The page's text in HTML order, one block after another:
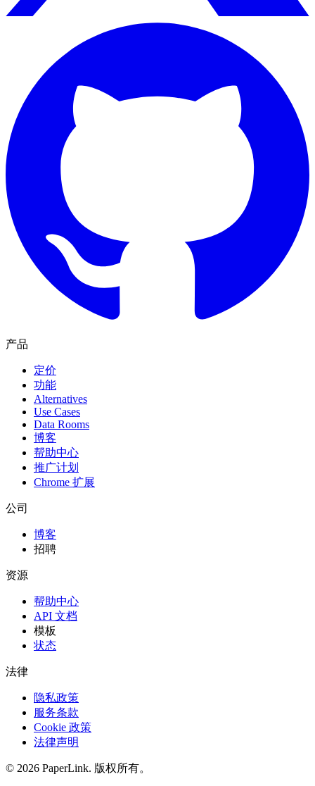
产品
定价
功能
Alternatives
Use Cases
Data Rooms
博客
帮助中心
推广计划
Chrome 扩展
公司
博客
招聘
资源
帮助中心
API 文档
模板
状态
法律
隐私政策
服务条款
Cookie 政策
法律声明
© 2026 PaperLink. 版权所有。